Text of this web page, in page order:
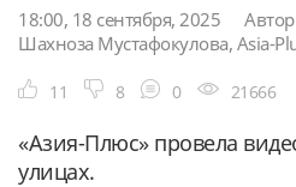
18:00, 18 сентября, 2025
Шахноза Мустафокулова, Asia-
11 8 0 21666
«Азия-Плюс» провела
улицах.